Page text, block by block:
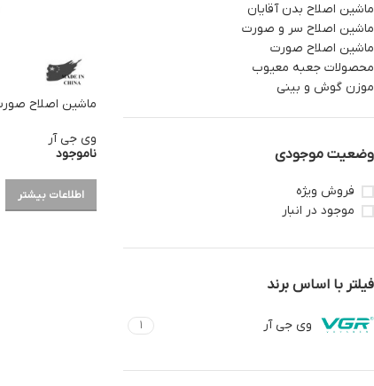
ماشین اصلاح بدن آقایان
ماشین اصلاح سر و صورت
ماشین اصلاح صورت
محصولات جعبه معیوب
موزن گوش و بینی
وضعیت موجودی
فروش ویژه
موجود در انبار
فیلتر با اساس برند
وی جی آر 1
ماشین اصلاح صورت
وی جی آر
ناموجود
اطلاعات بیشتر